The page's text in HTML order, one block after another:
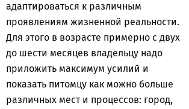
адаптироваться к различным
проявлениям жизненной реальности.
Для этого в возрасте примерно с двух
до шести месяцев владельцу надо
приложить максимум усилий и
показать питомцу как можно больше
различных мест и процессов: город,